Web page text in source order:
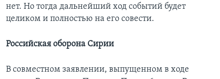
нет. Но тогда дальнейший ход событий будет
целиком и полностью на его совести.
Российская оборона Сирии
В совместном заявлении, выпущенном в ходе